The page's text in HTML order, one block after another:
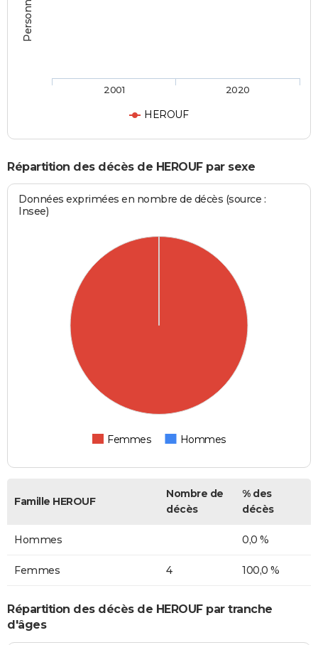
HEROUF
2001 2020
Répartition des décès de HEROUF par sexe
Données exprimées en nombre de décès (source :
Insee)
Femmes Hommes
Famille HEROUF
Nombre de
décès
% des
décès
Hommes 0,0 %
Femmes 4 100,0 %
Répartition des décès de HEROUF par tranche
d'âges